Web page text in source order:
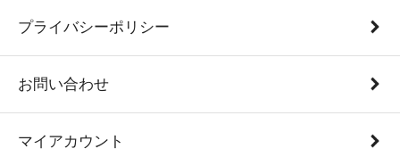
プライバシーポリシー
お問い合わせ
マイアカウント